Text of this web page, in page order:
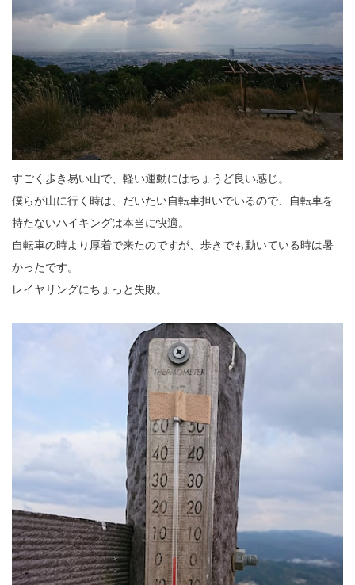
すごく歩き易い山で、軽い運動にはちょうど良い感じ。
僕らが山に行く時は、だいたい自転車担いでいるので、自転車を
持たないハイキングは本当に快適。
自転車の時より厚着で来たのですが、歩きでも動いている時は暑
かったです。
レイヤリングにちょっと失敗。